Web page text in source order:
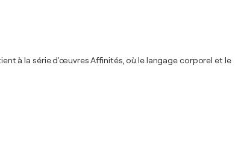
à la série d'œuvres Affinités, où le langage corporel et le